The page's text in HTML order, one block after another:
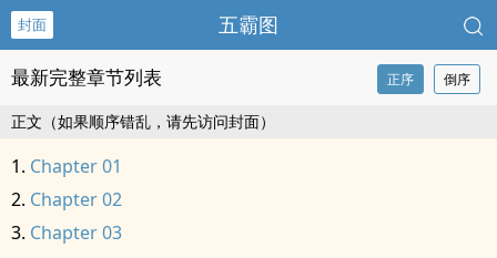
封面 五霸图
最新完整章节列表 正序 倒序
正文（如果顺序错乱，请先访问封面）
Chapter 01
Chapter 02
Chapter 03